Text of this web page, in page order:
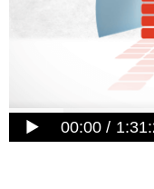
00:00